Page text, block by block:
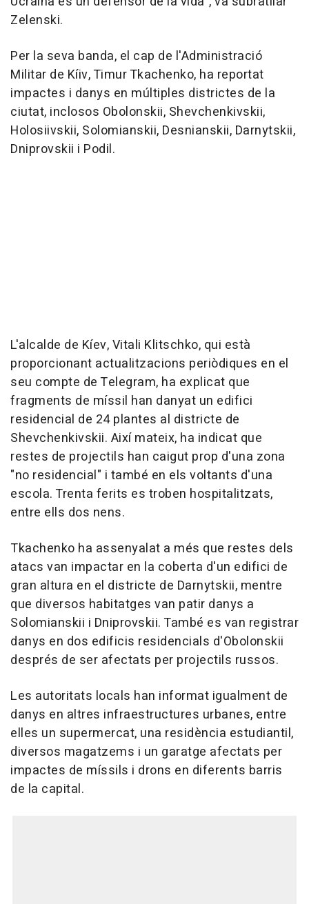
Zelenski.
Per la seva banda, el cap de l'Administració
Militar de Kíiv, Timur Tkachenko, ha reportat
impactes i danys en múltiples districtes de la
ciutat, inclosos Obolonskii, Shevchenkivskii,
Holosiivskii, Solomianskii, Desnianskii, Darnytskii,
Dniprovskii i Podil.
L'alcalde de Kíev, Vitali Klitschko, qui està
proporcionant actualitzacions periòdiques en el
seu compte de Telegram, ha explicat que
fragments de míssil han danyat un edifici
residencial de 24 plantes al districte de
Shevchenkivskii. Així mateix, ha indicat que
restes de projectils han caigut prop d'una zona
"no residencial" i també en els voltants d'una
escola. Trenta ferits es troben hospitalitzats,
entre ells dos nens.
Tkachenko ha assenyalat a més que restes dels
atacs van impactar en la coberta d'un edifici de
gran altura en el districte de Darnytskii, mentre
que diversos habitatges van patir danys a
Solomianskii i Dniprovskii. També es van registrar
danys en dos edificis residencials d'Obolonskii
després de ser afectats per projectils russos.
Les autoritats locals han informat igualment de
danys en altres infraestructures urbanes, entre
elles un supermercat, una residència estudiantil,
diversos magatzems i un garatge afectats per
impactes de míssils i drons en diferents barris
de la capital.